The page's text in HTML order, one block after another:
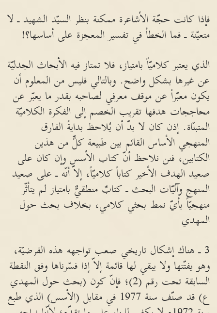
فإذا كانت حجّة الأشاعرة ممكنة بنظر السيّد الشهيد ـ لا
متعيّنة ـ فما الخطأ في تفسير المعجزة على أساسها؟!
الذي يعتبر كلاميّاً بامتياز، فلا تمتاز فيه الأبحاث الجدليّة
عن غيرها بشكل واضح. وبالتالي فليس من المعلوم أن
يكون معبّراً عن موقف معرفي لصاحبه بقدر ما يعبّر عن
محاججات هدفها تقريب الخصم إلى الفكرة الكلاميّة
المتبنّاة. إذن كان لا بدّ أن يُلاحظ بدايةً الفارق
المنهجي الأساس القائم بين طبيعة كلٍّ من هذين
الكتابين، فنن نلاحظ أنّ كتاب الأسس وإن كان على
صعيد الهدف الأخير كتاباً كلاميّاً، إلاّ أنّه ـ على صعيد
المنهج وآليّات البحث ـ كتابٌ منطقيٌّ بامتياز لم يتأثّر
منهجيّاً بأيّ نمط بحثي كلامي، بخلاف بحث حول
المهدي
3 ـ هناك إشكال تاريخي صعب تواجهه هذه الفرضيّة،
وهو يفتّتها ولا يبقي لها قائمة إلاّ إذا فسّرناها وفق النقطة
السابقة تحت رقم (2)؛ فإنّ كون (بحث حول المهدي
ع) قد صنّف سنة 1977 في مقابل (الأسس) الذي طبع